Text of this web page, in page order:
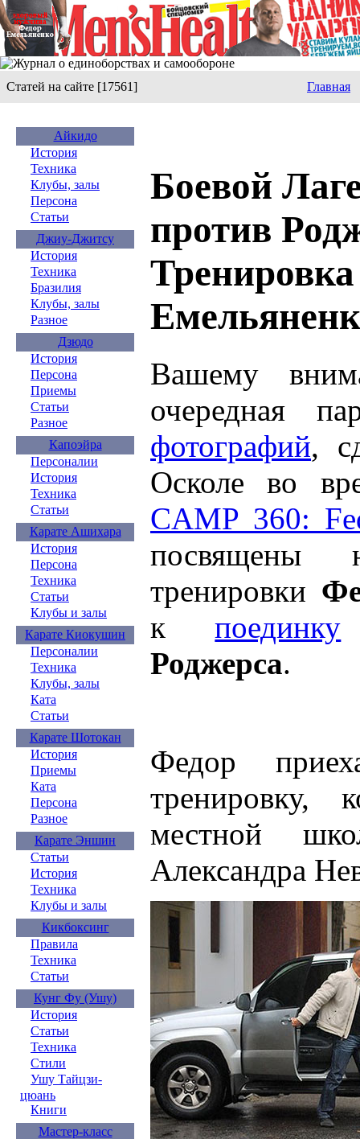
Статей на сайте [17561] Главная
Айкидо
История
Техника
Клубы, залы
Персона
Статьи
Джиу-Джитсу
История
Техника
Бразилия
Клубы, залы
Разное
Дзюдо
История
Персона
Приемы
Статьи
Разное
Капоэйра
Персоналии
История
Техника
Статьи
Карате Ашихара
История
Персона
Техника
Статьи
Клубы и залы
Карате Киокушин
Персоналии
Техника
Клубы, залы
Ката
Статьи
Карате Шотокан
История
Приемы
Ката
Персона
Разное
Карате Эншин
Статьи
История
Техника
Клубы и залы
Кикбоксинг
Правила
Техника
Статьи
Кунг Фу (Ушу)
История
Статьи
Техника
Стили
Ушу Тайцзи-
цюань
Книги
Мастер-класс
Боевой
против
Вашему
очередная
фотографий,
Осколе во
CAMP 360:
посвящены
тренировки
кпоединку
Роджерса.
Федор
тренировку,
местной
Александра